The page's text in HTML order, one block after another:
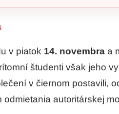
v piatok 14. novembra a
študenti však jeho
v čiernom postavili,
autoritárskej